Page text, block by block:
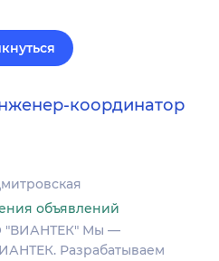
координатор
объявлений
"ВИАНТЕК" Мы —
Разрабатываем